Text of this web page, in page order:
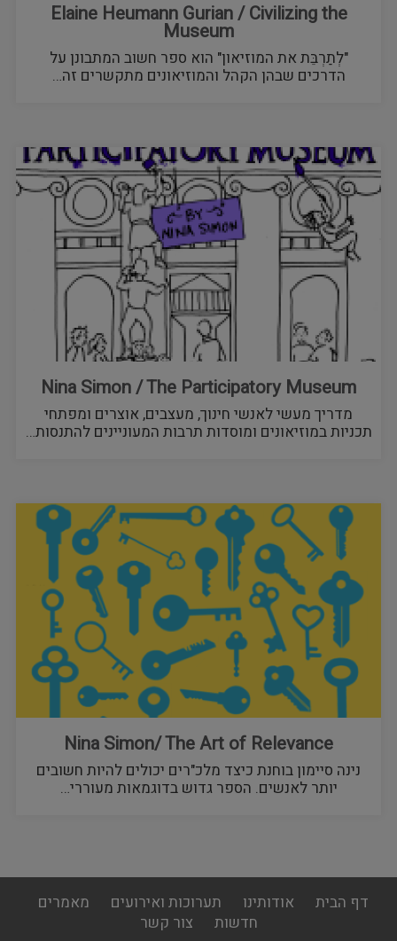
Elaine Heumann Gurian / Civilizing the
Museum
"לְתַרְבֵּת את המוזיאון" הוא ספר חשוב המתבונן על
הדרכים שבהן הקהל והמוזיאונים מתקשרים זה…
Nina Simon / The Participatory Museum
מדריך מעשי לאנשי חינוך, מעצבים, אוצרים ומפתחי
תכניות במוזיאונים ומוסדות תרבות המעוניינים להתנסות…
Nina Simon/ The Art of Relevance
נינה סיימון בוחנת כיצד מלכ"רים יכולים להיות חשובים
יותר לאנשים. הספר גדוש בדוגמאות מעוררי…
footer
menu
דף הבית אודותינו תערוכות ואירועים
מאמרים
חדשות
צור קשר